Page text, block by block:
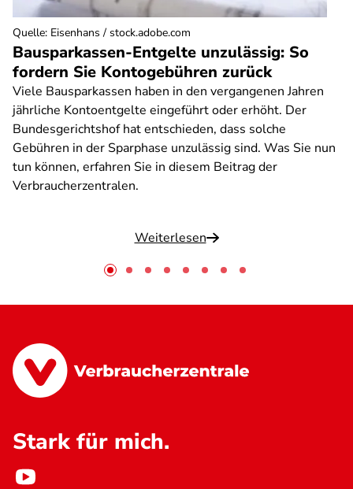
Bausparkassen-Entgelte unzulässig: So
fordern Sie Kontogebühren zurück
Viele Bausparkassen haben in den vergangenen Jahren
jährliche Kontoentgelte eingeführt oder erhöht. Der
Bundesgerichtshof hat entschieden, dass solche
Gebühren in der Sparphase unzulässig sind. Was Sie nun
tun können, erfahren Sie in diesem Beitrag der
Verbraucherzentralen.
Weiterlesen
Quelle: Eisenhans / stock.adobe.com
Stark für mich.